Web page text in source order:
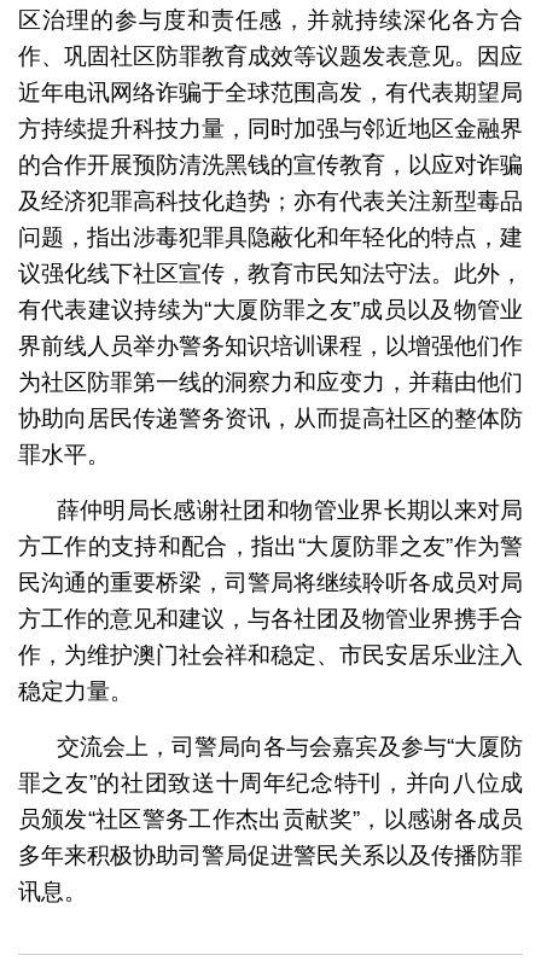
区治理的参与度和责任感，并就持续深化各方合
作、巩固社区防罪教育成效等议题发表意见。因应
近年电讯网络诈骗于全球范围高发，有代表期望局
方持续提升科技力量，同时加强与邻近地区金融界
的合作开展预防清洗黑钱的宣传教育，以应对诈骗
及经济犯罪高科技化趋势；亦有代表关注新型毒品
问题，指出涉毒犯罪具隐蔽化和年轻化的特点，建
议强化线下社区宣传，教育市民知法守法。此外，
有代表建议持续为“大厦防罪之友”成员以及物管业
界前线人员举办警务知识培训课程，以增强他们作
为社区防罪第一线的洞察力和应变力，并藉由他们
协助向居民传递警务资讯，从而提高社区的整体防
罪水平。
薛仲明局长感谢社团和物管业界长期以来对局
方工作的支持和配合，指出“大厦防罪之友”作为警
民沟通的重要桥梁，司警局将继续聆听各成员对局
方工作的意见和建议，与各社团及物管业界携手合
作，为维护澳门社会祥和稳定、市民安居乐业注入
稳定力量。
交流会上，司警局向各与会嘉宾及参与“大厦防
罪之友”的社团致送十周年纪念特刊，并向八位成
员颁发“社区警务工作杰出贡献奖”，以感谢各成员
多年来积极协助司警局促进警民关系以及传播防罪
讯息。